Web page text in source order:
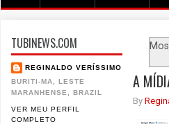
TUBINEWS.COM
REGINALDO VERÍSSIMO
BURITI-MA, LESTE
MARANHENSE, BRAZIL
VER MEU PERFIL
COMPLETO
A
By